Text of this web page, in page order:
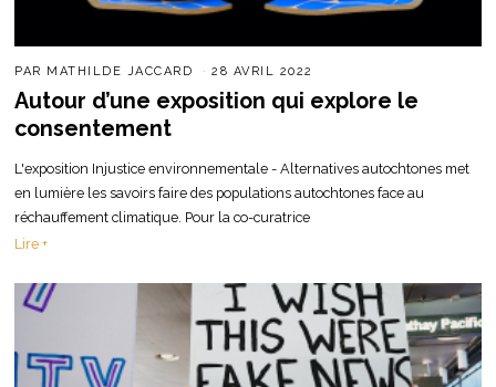
PAR MATHILDE JACCARD 28 AVRIL 2022
Autour d’une exposition qui explore le
consentement
L'exposition Injustice environnementale - Alternatives autochtones met
en lumière les savoirs faire des populations autochtones face au
réchauffement climatique. Pour la co-curatrice
Lire +